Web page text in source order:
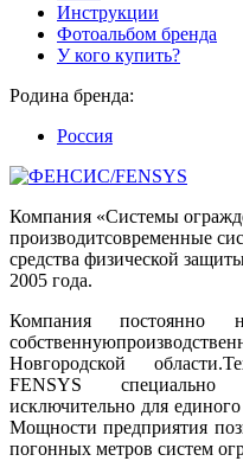
Инструкции
Фотоальбом бренда
У кого купить?
Родина бренда:
Россия
Компания «Системы
производитсовременные
средства физической
2005 года.
Компания постоянно
Новгородской
FENSYS специально
исключительно для
Мощности предприятия
погонных метров систем